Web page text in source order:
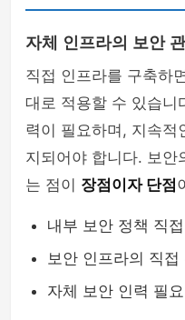
자체 인프라의 보안 관
직접 인프라를 구축하
대로 적용할 수 있습니
력이 필요하며, 지속적
지되어야 합니다. 보안
는 점이 장점이자 단점
내부 보안 정책 직
보안 인프라의 직접
자체 보안 인력 필요